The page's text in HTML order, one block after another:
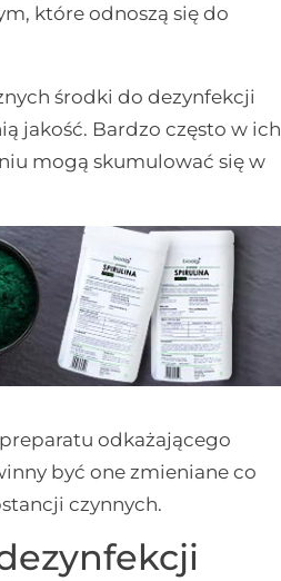
które odnoszą się do
środki do dezynfekcji
jakość. Bardzo często w ich
mogą skumulować się w
odkażającego
być one zmieniane co
czynnych.